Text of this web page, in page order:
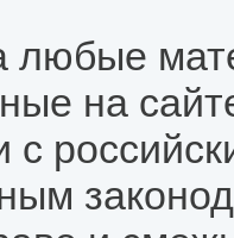
любые
на
с